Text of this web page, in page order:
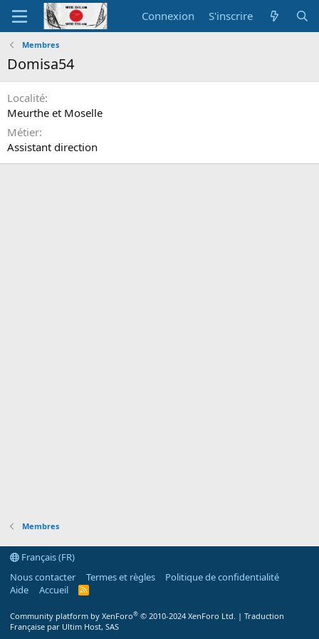
Connexion S'inscrire
Membres
Domisa54
Localité
Meurthe et Moselle
Métier
Assistant direction
Membres
Français (FR)
Nous contacter
Termes et règles
Politique de confidentialité
Aide
Accueil
R
Community platform by XenForo® © 2010-2024 XenForo Ltd. | Traduction
Française par Ultim Host, SAS